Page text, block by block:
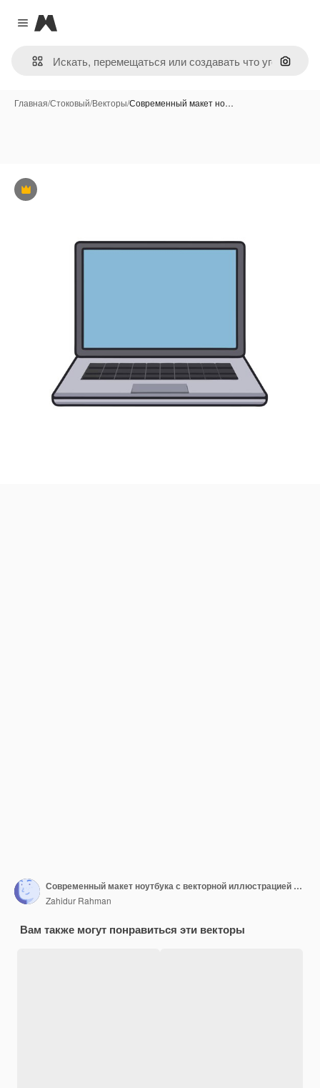
Close menu
Magnific
Поиск
Главная/Стоковый/Векторы/Современный макет но…
Премиум
Современный макет ноутбука с векторной иллюстрацией пустого экрана
Zahidur Rahman
Вам также могут понравиться эти векторы